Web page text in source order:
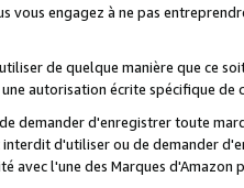
vous engagez à ne pas
de quelque manière que ce
autorisation écrite spécifique de
demander d'enregistrer toute
d'utiliser ou de demander
avec l'une des Marques